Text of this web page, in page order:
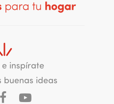
e inspírate
buenas ideas